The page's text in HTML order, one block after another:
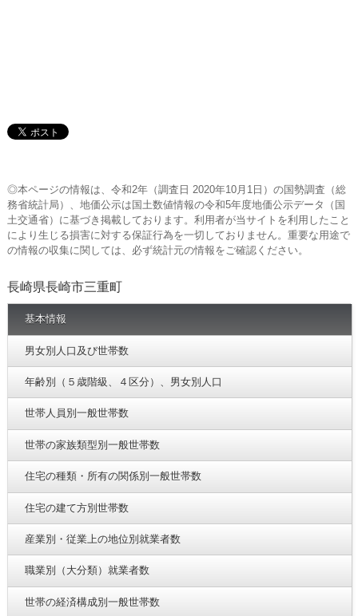
◎本ページの情報は、令和2年（調査日 2020年10月1日）の国勢調査（総
務省統計局）、地価公示は国土数値情報の令和5年度地価公示データ（国
土交通省）に基づき掲載しております。利用者が当サイトを利用したこと
により生じる損害に対する保証行為を一切しておりません。重要な用途で
の情報の収集に関しては、必ず統計元の情報をご確認ください。
長崎県長崎市三重町
基本情報
男女別人口及び世帯数
年齢別（５歳階級、４区分）、男女別人口
世帯人員別一般世帯数
世帯の家族類型別一般世帯数
住宅の種類・所有の関係別一般世帯数
住宅の建て方別世帯数
産業別・従業上の地位別就業者数
職業別（大分類）就業者数
世帯の経済構成別一般世帯数